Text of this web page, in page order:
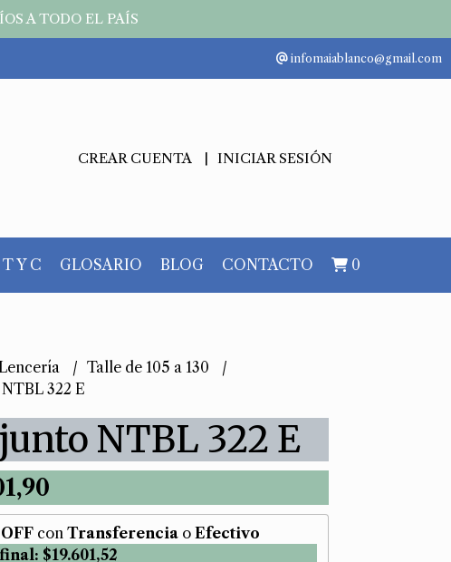
A TODO EL PAÍS
infomaiablanco@gmail.com
CREAR CUENTA INICIAR SESIÓN
T Y C GLOSARIO BLOG CONTACTO 0
Talle de 105 a 130
322 E
NTBL 322 E
con Transferenciao Efectivo
$19.601,52